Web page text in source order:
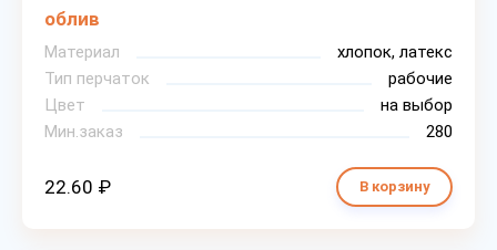
облив
Материал
хлопок, латекс
Тип перчаток
рабочие
Цвет
на выбор
Мин.заказ
280
22.60 ₽ В корзину